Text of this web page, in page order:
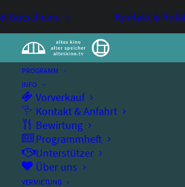
Gutscheine Kontakt &
PROGRAMM
INFO
Vorverkauf
Kontakt & Anfahrt
Bewirtung
Programmheft
Unterstützer
Über uns
VERMIETUNG
Kulturfeuer 2026 – Oh
ist Panama – Das
FAMILIENKONZERT
KINDERKONZERT